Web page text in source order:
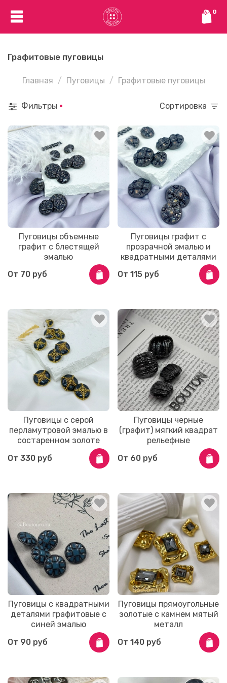
0
Графитовые пуговицы
Главная Пуговицы Графитовые пуговицы
Фильтры Сортировка
Пуговицы объемные
графит с блестящей
эмалью
От 70 руб
Пуговицы графит с
прозрачной эмалью и
квадратными деталями
От 115 руб
Пуговицы с серой
перламутровой эмалью в
состаренном золоте
От 330 руб
Пуговицы черные
(графит) мягкий квадрат
рельефные
От 60 руб
Пуговицы с квадратными
деталями графитовые с
синей эмалью
От 90 руб
Пуговицы прямоугольные
золотые с камнем мятый
металл
От 140 руб